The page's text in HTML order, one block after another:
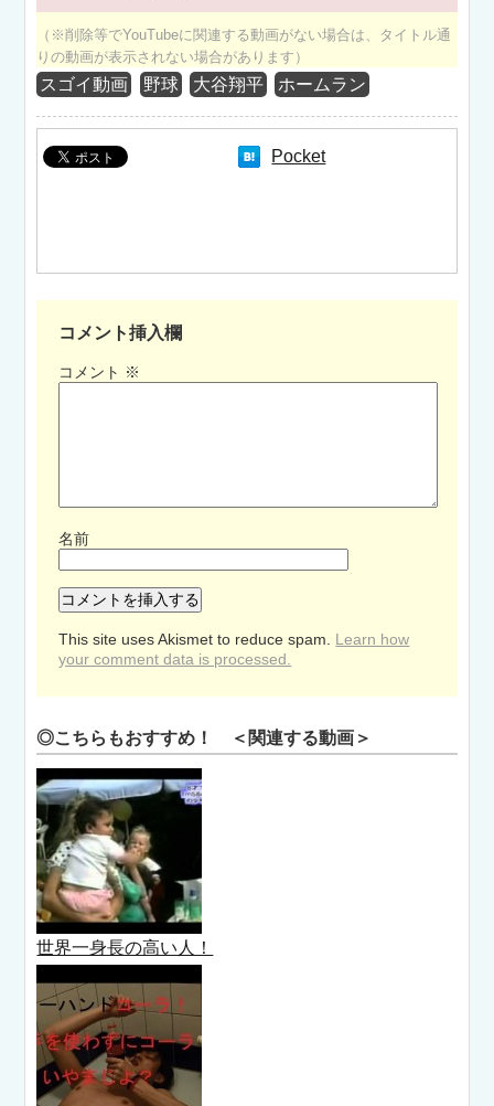
（※削除等でYouTubeに関連する動画がない場合は、タイトル通
りの動画が表示されない場合があります）
スゴイ動画 野球 大谷翔平 ホームラン
Pocket
コメント挿入欄
コメント ※
名前
This site uses Akismet to reduce spam. Learn how
your comment data is processed.
◎こちらもおすすめ！ ＜関連する動画＞
世界一身長の高い人！